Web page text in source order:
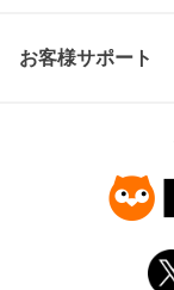
お客様サポート